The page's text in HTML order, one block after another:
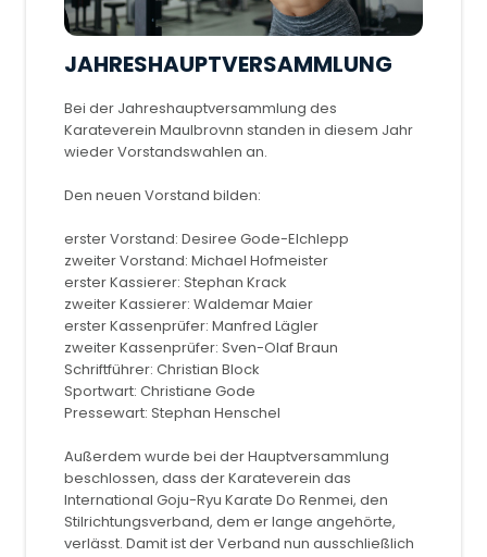
JAHRESHAUPTVERSAMMLUNG
Bei der Jahreshauptversammlung des
Karateverein Maulbrovnn standen in diesem Jahr
wieder Vorstandswahlen an.
Den neuen Vorstand bilden:
erster Vorstand: Desiree Gode-Elchlepp
zweiter Vorstand: Michael Hofmeister
erster Kassierer: Stephan Krack
zweiter Kassierer: Waldemar Maier
erster Kassenprüfer: Manfred Lägler
zweiter Kassenprüfer: Sven-Olaf Braun
Schriftführer: Christian Block
Sportwart: Christiane Gode
Pressewart: Stephan Henschel
Außerdem wurde bei der Hauptversammlung
beschlossen, dass der Karateverein das
International Goju-Ryu Karate Do Renmei, den
Stilrichtungsverband, dem er lange angehörte,
verlässt. Damit ist der Verband nun ausschließlich